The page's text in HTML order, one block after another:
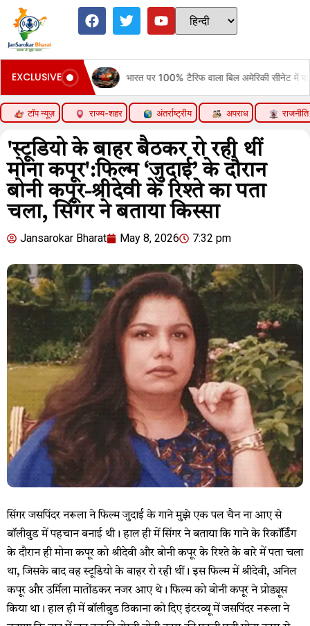
EXCLUSIVE भारत पर 100% टैरिफ वाला बिल अमेरिकी सीनेट में पास:रूसी तेल
टॉप न्यूज़ राज्य-शहर अंतर्राष्ट्रीय अपराध राजनीति
'स्टूडियो के बाहर बैठकर रो रही थीं
मोना कपूर':फिल्म ‘जुदाई’ के दौरान
बोनी कपूर-श्रीदेवी के रिश्ते का पता
चला, सिंगर ने बताया किस्सा
Jansarokar Bharat May 8, 2026 7:32 pm
सिंगर जसपिंदर नरूला ने फिल्म जुदाई के गाने मुझे एक पल चैन ना आए से
बॉलीवुड में पहचान बनाई थी। हाल ही में सिंगर ने बताया कि गाने के रिकॉर्डिंग
के दौरान ही मोना कपूर को श्रीदेवी और बोनी कपूर के रिश्ते के बारे में पता चला
था, जिसके बाद वह स्टूडियो के बाहर रो रही थीं। इस फिल्म में श्रीदेवी, अनिल
कपूर और उर्मिला मातोंडकर नजर आए थे। फिल्म को बोनी कपूर ने प्रोड्यूस
किया था। हाल ही में बॉलीवुड ठिकाना को दिए इंटरव्यू में जसपिंदर नरूला ने